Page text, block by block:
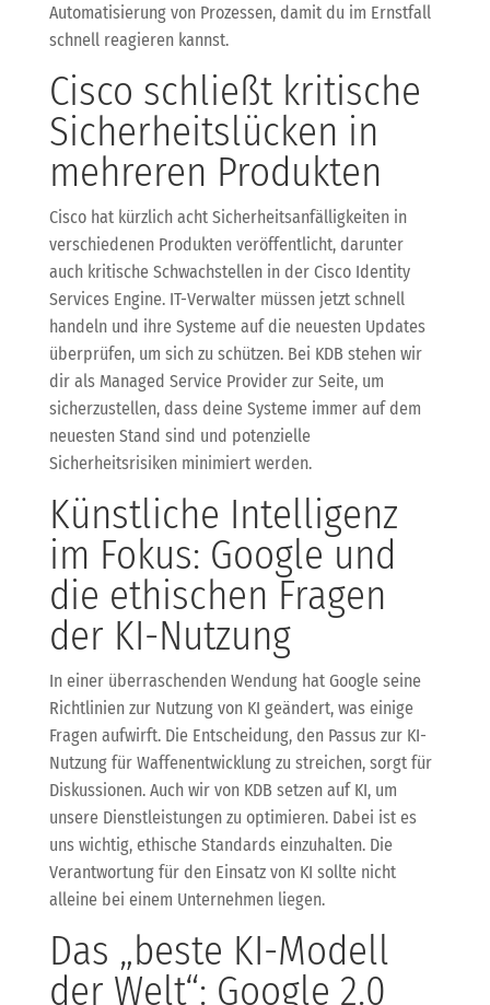
Automatisierung von Prozessen, damit du im Ernstfall
schnell reagieren kannst.
Cisco schließt kritische
Sicherheitslücken in
mehreren Produkten
Cisco hat kürzlich acht Sicherheitsanfälligkeiten in
verschiedenen Produkten veröffentlicht, darunter
auch kritische Schwachstellen in der Cisco Identity
Services Engine. IT-Verwalter müssen jetzt schnell
handeln und ihre Systeme auf die neuesten Updates
überprüfen, um sich zu schützen. Bei KDB stehen wir
dir als Managed Service Provider zur Seite, um
sicherzustellen, dass deine Systeme immer auf dem
neuesten Stand sind und potenzielle
Sicherheitsrisiken minimiert werden.
Künstliche Intelligenz
im Fokus: Google und
die ethischen Fragen
der KI-Nutzung
In einer überraschenden Wendung hat Google seine
Richtlinien zur Nutzung von KI geändert, was einige
Fragen aufwirft. Die Entscheidung, den Passus zur KI-
Nutzung für Waffenentwicklung zu streichen, sorgt für
Diskussionen. Auch wir von KDB setzen auf KI, um
unsere Dienstleistungen zu optimieren. Dabei ist es
uns wichtig, ethische Standards einzuhalten. Die
Verantwortung für den Einsatz von KI sollte nicht
alleine bei einem Unternehmen liegen.
Das „beste KI-Modell
der Welt“: Google 2.0